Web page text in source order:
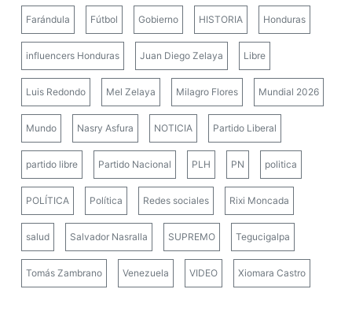
Farándula Fútbol Gobierno HISTORIA Honduras
influencers Honduras Juan Diego Zelaya Libre
Luis Redondo Mel Zelaya Milagro Flores Mundial 2026
Mundo Nasry Asfura NOTICIA Partido Liberal
partido libre Partido Nacional PLH PN politica
POLÍTICA Política Redes sociales Rixi Moncada
salud Salvador Nasralla SUPREMO Tegucigalpa
Tomás Zambrano Venezuela VIDEO Xiomara Castro